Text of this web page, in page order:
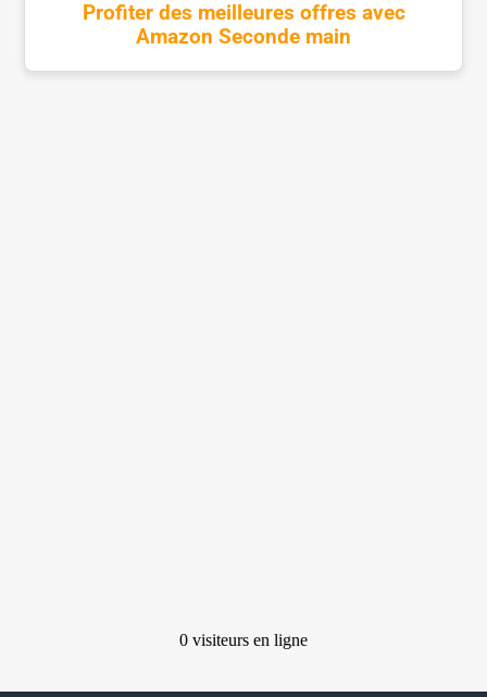
Profiter des meilleures offres avec
Amazon Seconde main